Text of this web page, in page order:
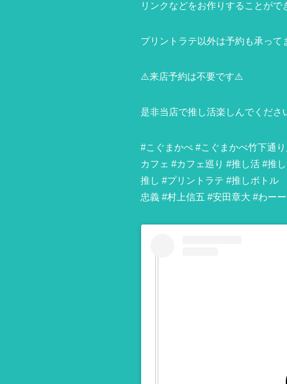
リンクなどをお作りすることがで
プリントラテ以外は予約も承って
⚠️来店予約は不要です⚠️
是非当店で推し活楽しんでくださ
#こぐまかぺ #こぐまかぺ竹下通
カフェ #カフェ巡り #推し活 #推
推し #プリントラテ #推しボト
忠義 #村上信五 #安田章大 #わー